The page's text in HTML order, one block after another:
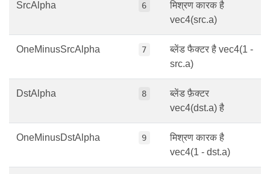
SrcAlpha 6
मिश्रण कारक है
vec4(src.a)
OneMinusSrcAlpha 7
ब्लेंड फैक्टर है vec4(1 -
src.a)
DstAlpha 8
ब्लेंड फ़ैक्टर
vec4(dst.a) है
OneMinusDstAlpha 9
मिश्रण कारक है
vec4(1 - dst.a)